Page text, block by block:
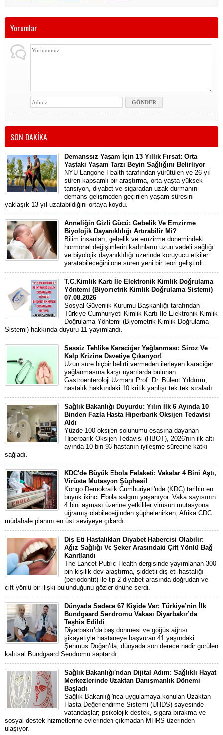
Yorumlar
SON DAKİKA
Demanssız Yaşam İçin 13 Yıllık Fırsat: Orta
Yaştaki Yaşam Tarzı Beyin Sağlığını Belirliyor
NYU Langone Health tarafından yürütülen ve 26 yıl
süren kapsamlı bir araştırma, orta yaşta yüksek
tansiyon, diyabet ve sigaradan uzak durmanın
demans gelişmeden geçirilen yaşam süresini
yaklaşık 13 yıl uzatabildiğini ortaya koydu.
Anneliğin Gizli Gücü: Gebelik Ve Emzirme
Biyolojik Dayanıklılığı Artırabilir Mi?
Bilim insanları, gebelik ve emzirme dönemindeki
hormonal değişimlerin kadınların uzun vadeli sağlığı
ve biyolojik dayanıklılığı üzerinde koruyucu etkiler
yaratabileceğini öne süren yeni bir teori geliştirdi.
T.C.Kimlik Kartı İle Elektronik Kimlik Doğrulama
Yöntemi (Biyometrik Kimlik Doğrulama Sistemi)
07.08.2026
Sosyal Güvenlik Kurumu Başkanlığı tarafından
Türkiye Cumhuriyeti Kimlik Kartı İle Elektronik Kimlik
Doğrulama Yöntemi (Biyometrik Kimlik Doğrulama
Sistemi) hakkında duyuru-11 yayımlandı.
Sessiz Tehlike Karaciğer Yağlanması: Siroz Ve
Kalp Krizine Davetiye Çıkarıyor!
Uzun süre hiçbir belirti vermeden ilerleyen karaciğer
yağlanmasına karşı uyarılarda bulunan
Gastroenteroloji Uzmanı Prof. Dr. Bülent Yıldırım,
hastalık hakkındaki 10 kritik yanlışı tek tek sıraladı.
Sağlık Bakanlığı Duyurdu: Yılın İlk 6 Ayında 10
Binden Fazla Hasta Hiperbarik Oksijen Tedavisi
Aldı
Yüzde 100 oksijen solunumu esasına dayanan
Hiperbarik Oksijen Tedavisi (HBOT), 2026'nın ilk altı
ayında 10 bin 93 hastanın iyileşme sürecine katkı
sağladı.
KDC'de Büyük Ebola Felaketi: Vakalar 4 Bini Aştı,
Virüste Mutasyon Şüphesi!
Kongo Demokratik Cumhuriyeti'nde (KDC) tarihin en
büyük ikinci Ebola salgını yaşanıyor. Vaka sayısının
4 bini aşması üzerine yetkililer virüsün mutasyona
uğramış olabileceğinden şüphelenirken, Afrika CDC
müdahale planını en üst seviyeye çıkardı.
Diş Eti Hastalıkları Diyabet Habercisi Olabilir:
Ağız Sağlığı Ve Şeker Arasındaki Çift Yönlü Bağ
Kanıtlandı
The Lancet Public Health dergisinde yayımlanan 300
bin kişilik dev araştırma, şiddetli diş eti hastalığı
(periodontit) ile tip 2 diyabet arasında doğrudan ve
çift yönlü bir ilişki bulunduğunu gözler önüne serdi.
Dünyada Sadece 67 Kişide Var: Türkiye’nin İlk
Bundgaard Sendromu Vakası Diyarbakır’da
Teşhis Edildi
Diyarbakır’da baş dönmesi ve göğüs ağrısı
şikayetiyle hastaneye başvuran 41 yaşındaki
Şehmus Doğan’da, dünyada son derece nadir görülen
kalıtsal Bundgaard Sendromu saptandı.
Sağlık Bakanlığı'ndan Dijital Adım: Sağlıklı Hayat
Merkezlerinde Uzaktan Danışmanlık Dönemi
Başladı
Sağlık Bakanlığı'nca uygulamaya konulan Uzaktan
Hasta Değerlendirme Sistemi (UHDS) sayesinde
vatandaşlar; psikolojik destek, sigara bırakma ve
sosyal destek hizmetlerine evlerinden çıkmadan MHRS üzerinden
ulaşıyor.